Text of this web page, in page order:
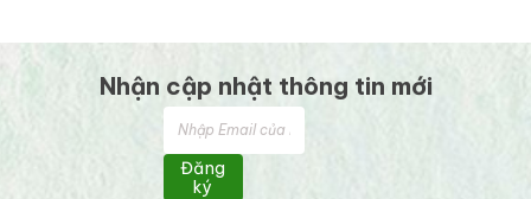
Nhận cập nhật thông tin mới
Đăng
ký